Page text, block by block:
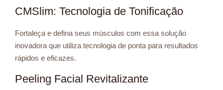
CMSlim: Tecnologia de Tonificação
Fortaleça e defina seus músculos com essa solução
inovadora que utiliza tecnologia de ponta para resultados
rápidos e eficazes.
Peeling Facial Revitalizante